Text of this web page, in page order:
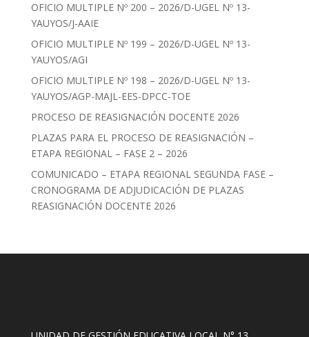
OFICIO MULTIPLE Nº 200 – 2026/D-UGEL Nº 13-
YAUYOS/J-AAIE
OFICIO MULTIPLE Nº 199 – 2026/D-UGEL Nº 13-
YAUYOS/AGI
OFICIO MULTIPLE Nº 198 – 2026/D-UGEL Nº 13-
YAUYOS/AGP-MAJL-EES-DPCC-TOE
PROCESO DE REASIGNACIÓN DOCENTE 2026
PLAZAS PARA EL PROCESO DE REASIGNACIÓN –
ETAPA REGIONAL – FASE 2 – 2026
COMUNICADO – ETAPA REGIONAL SEGUNDA FASE –
CRONOGRAMA DE ADJUDICACIÓN DE PLAZAS
REASIGNACIÓN DOCENTE 2026